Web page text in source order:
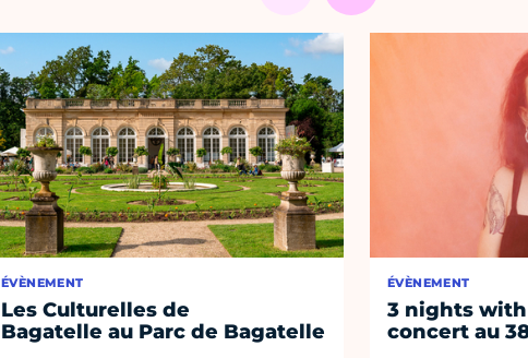
ÉVÈNEMENT
Les Culturelles de
Bagatelle au Parc de Bagatelle
ÉVÈNEMENT
3 nights with
concert au